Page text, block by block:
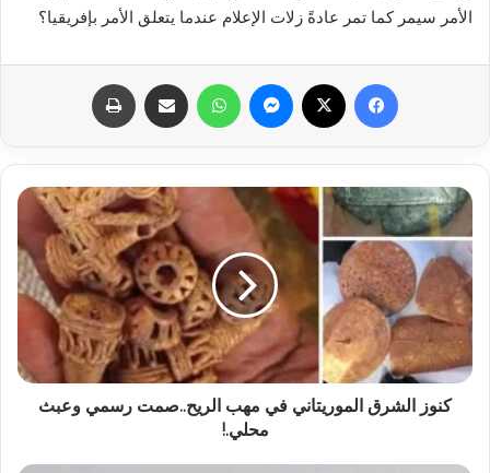
الأمر سيمر كما تمر عادةً زلات الإعلام عندما يتعلق الأمر بإفريقيا؟
فيسبوك ماسنجر واتساب مشاركة عبر البريد
كنوز الشرق الموريتاني في مهب الريح..صمت رسمي وعبث
محلي.!